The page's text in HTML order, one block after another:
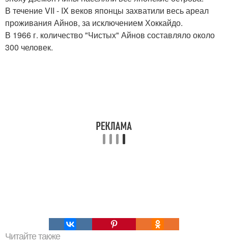
В течение VII - IX веков японцы захватили весь ареал
проживания Айнов, за исключением Хоккайдо.
В 1966 г. количество "Чистых" Айнов составляло около
300 человек.
Читайте также